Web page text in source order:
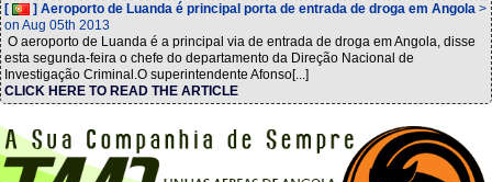
[ ] Aeroporto de Luanda é principal porta de entrada de droga em Angola >
on Aug 05th 2013
O aeroporto de Luanda é a principal via de entrada de droga em Angola, disse
esta segunda-feira o chefe do departamento da Direção Nacional de
Investigação Criminal.O superintendente Afonso[...]
CLICK HERE TO READ THE ARTICLE